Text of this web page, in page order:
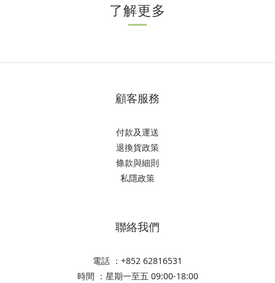
了解更多
顧客服務
付款及運送
退換貨政策
條款與細則
私隱政策
聯絡我們
電話 ：+852 62816531
時間 ：星期一至五 09:00-18:00